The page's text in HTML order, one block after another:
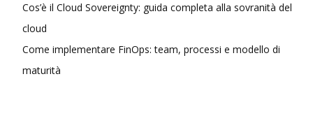
Cos’è il Cloud Sovereignty: guida completa alla sovranità del
cloud
Come implementare FinOps: team, processi e modello di
maturità